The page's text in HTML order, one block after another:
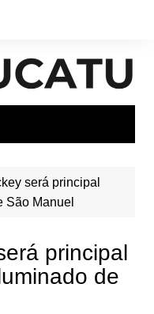
será principal
São Manuel
principal
de